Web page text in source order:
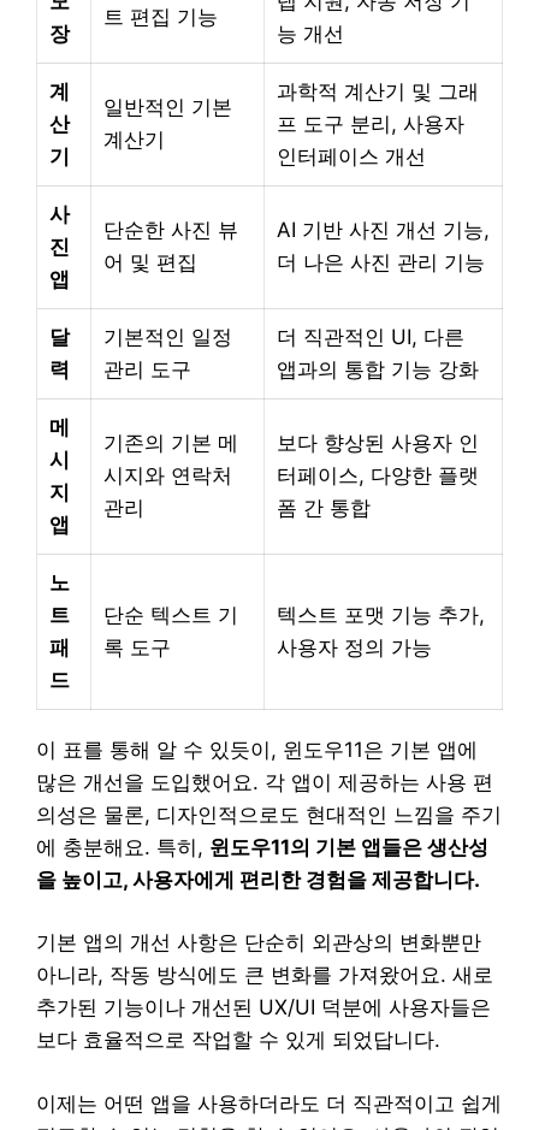
장
트 편집 기능
능 개선
계
산
기
일반적인 기본
계산기
과학적 계산기 및 그래
프 도구 분리, 사용자
인터페이스 개선
사
진
앱
단순한 사진 뷰
어 및 편집
AI 기반 사진 개선 기능,
더 나은 사진 관리 기능
달
력
기본적인 일정
관리 도구
더 직관적인 UI, 다른
앱과의 통합 기능 강화
메
시
지
앱
기존의 기본 메
시지와 연락처
관리
보다 향상된 사용자 인
터페이스, 다양한 플랫
폼 간 통합
노
트
패
드
단순 텍스트 기
록 도구
텍스트 포맷 기능 추가,
사용자 정의 가능
이 표를 통해 알 수 있듯이, 윈도우11은 기본 앱에
많은 개선을 도입했어요. 각 앱이 제공하는 사용 편
의성은 물론, 디자인적으로도 현대적인 느낌을 주기
에 충분해요. 특히, 윈도우11의 기본 앱들은 생산성
을 높이고, 사용자에게 편리한 경험을 제공합니다.
기본 앱의 개선 사항은 단순히 외관상의 변화뿐만
아니라, 작동 방식에도 큰 변화를 가져왔어요. 새로
추가된 기능이나 개선된 UX/UI 덕분에 사용자들은
보다 효율적으로 작업할 수 있게 되었답니다.
이제는 어떤 앱을 사용하더라도 더 직관적이고 쉽게